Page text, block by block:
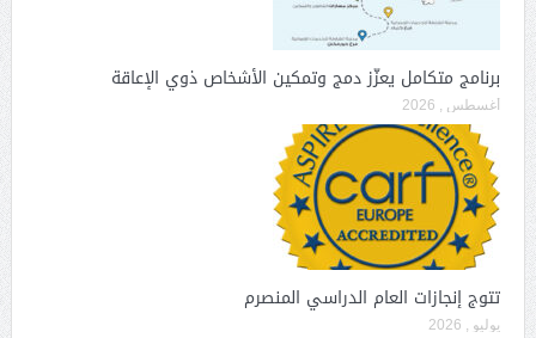
برنامج متكامل يعزّز دمج وتمكين الأشخاص ذوي الإعاقة
أغسطس , 2026
تتوج إنجازات العام الدراسي المنصرم
يوليو , 2026